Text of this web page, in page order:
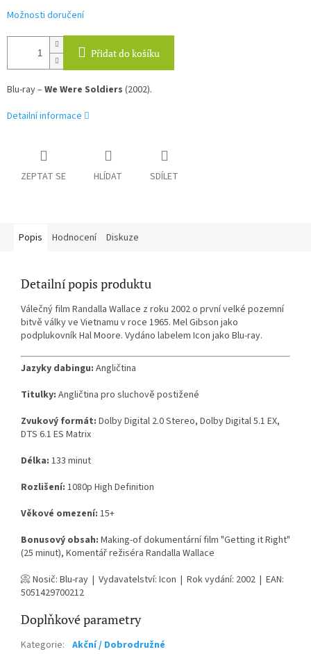
Možnosti doručení
Přidat do košíku
Blu-ray –We Were Soldiers (2002).
Detailní informace
ZEPTAT SE HLÍDAT SDÍLET
Popis Hodnocení Diskuze
Detailní popis produktu
Válečný film Randalla Wallace z roku 2002 o první velké pozemní
bitvě války ve Vietnamu v roce 1965. Mel Gibson jako
podplukovník Hal Moore. Vydáno labelem Icon jako Blu-ray.
Jazyky dabingu: Angličtina
Titulky: Angličtina pro sluchově postižené
Zvukový formát: Dolby Digital 2.0 Stereo, Dolby Digital 5.1 EX,
DTS 6.1 ES Matrix
Délka: 133 minut
Rozlišení: 1080p High Definition
Věkové omezení: 15+
Bonusový obsah: Making-of dokumentární film "Getting it Right"
(25 minut), Komentář režiséra Randalla Wallace
📀 Nosič: Blu-ray | Vydavatelství: Icon | Rok vydání: 2002 | EAN:
5051429700212
Doplňkové parametry
Kategorie: Akční / Dobrodružné